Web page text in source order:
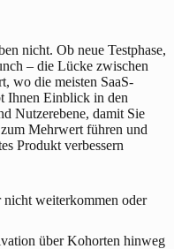
nicht. Ob neue Testphase,
– die Lücke zwischen
wo die meisten SaaS-
Ihnen Einblick in den
Nutzerebene, damit Sie
Mehrwert führen und
Produkt verbessern
nicht weiterkommen oder
über Kohorten hinweg